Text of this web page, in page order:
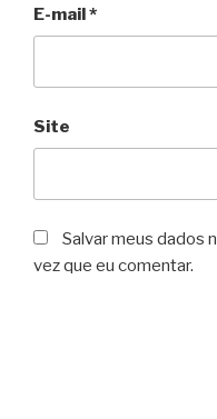
E-mail*
Site
Salvar meus dados
vez que eu comentar.